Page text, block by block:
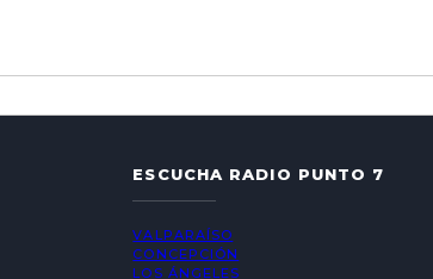
ESCUCHA RADIO PUNTO 7
VALPARAÍSO
CONCEPCIÓN
LOS ÁNGELES